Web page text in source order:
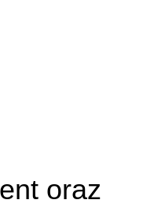
oraz